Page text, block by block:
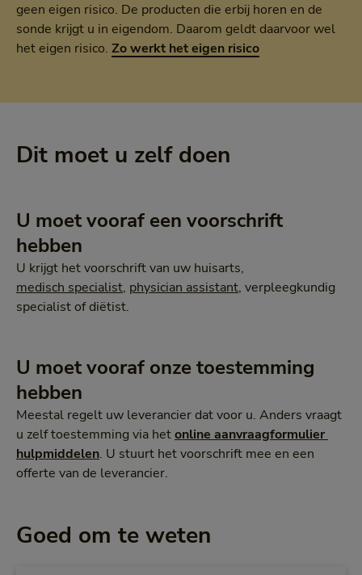
geen eigen risico. De producten die erbij horen en de
sonde krijgt u in eigendom. Daarom geldt daarvoor wel
het eigen risico. Zo werkt het eigen risico
Dit moet u zelf doen
U moet vooraf een voorschrift
hebben
U krijgt het voorschrift van uw huisarts,
medisch specialist, physician assistant, verpleegkundig
specialist of diëtist.
U moet vooraf onze toestemming
hebben
Meestal regelt uw leverancier dat voor u. Anders vraagt
u zelf toestemming via hetonline aanvraagformulier
hulpmiddelen. U stuurt het voorschrift mee en een
offerte van de leverancier.
Goed om te weten